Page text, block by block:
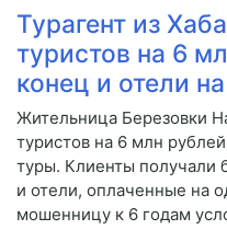
Турагент из
туристов на 6
конец и отели
Жительница Березовки
туристов на 6 млн
туры. Клиенты получали
и отели, оплаченные на
мошенницу к 6 годам